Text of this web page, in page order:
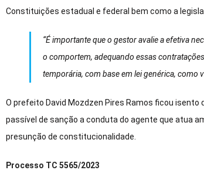
Constituições estadual e federal bem como a
“É importante que o gestor avalie a efetiva
o comportem, adequando essas
temporária, com base em lei genérica, como
O prefeito David Mozdzen Pires Ramos ficou isento
passível de sanção a conduta do agente que atua
presunção de constitucionalidade.
Processo TC 5565/2023